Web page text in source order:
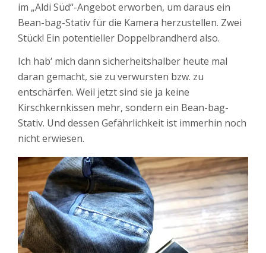
im „Aldi Süd“-Angebot erworben, um daraus ein
Bean-bag-Stativ für die Kamera herzustellen. Zwei
Stück! Ein potentieller Doppelbrandherd also.
Ich hab‘ mich dann sicherheitshalber heute mal
daran gemacht, sie zu verwursten bzw. zu
entschärfen. Weil jetzt sind sie ja keine
Kirschkernkissen mehr, sondern ein Bean-bag-
Stativ. Und dessen Gefährlichkeit ist immerhin noch
nicht erwiesen.